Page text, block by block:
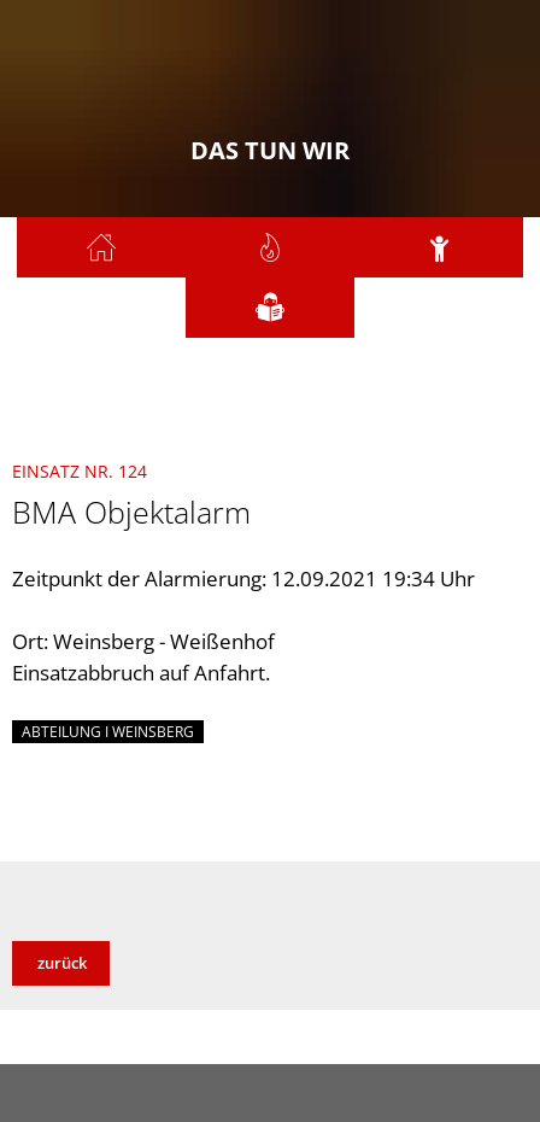
DAS TUN WIR
EINSATZ NR. 124
BMA Objektalarm
Zeitpunkt der Alarmierung: 12.09.2021 19:34 Uhr
Ort: Weinsberg - Weißenhof
Einsatzabbruch auf Anfahrt.
ABTEILUNG I WEINSBERG
zurück